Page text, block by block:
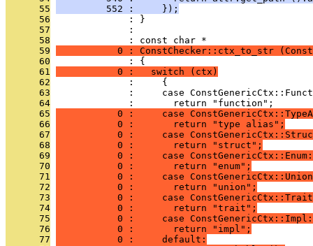
      55
         552 :     });
      56
              : }
      57
              :
      58
              : const char *
      59
0 : ConstChecker::ctx_to_str
      60
              : {
      61
           0 :   switch (ctx)
      62
              :     {
      63
:     case
      64
              :       return "function";
      65
0 :     case
      66
           0 :       return "type alias";
      67
0 :     case
      68
           0 :       return "struct";
      69
           0 :     case ConstGenericCtx::Enum:
      70
           0 :       return "enum";
      71
0 :     case
      72
           0 :       return "union";
      73
0 :     case
      74
           0 :       return "trait";
      75
           0 :     case ConstGenericCtx::Impl:
      76
           0 :       return "impl";
      77
           0 :     default: